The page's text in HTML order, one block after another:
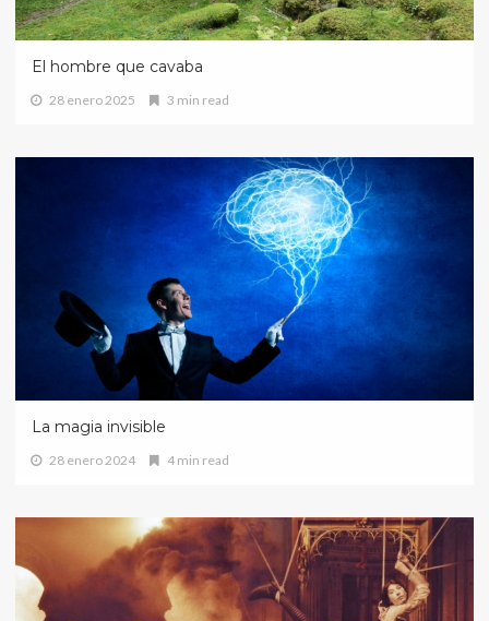
El hombre que cavaba
28 enero 2025 3 min read
La magia invisible
28 enero 2024 4 min read